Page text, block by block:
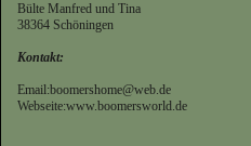
Bülte Manfred und Tina
38364 Schöningen
Kontakt:
Email:boomershome@web.de
Webseite:www.boomersworld.de